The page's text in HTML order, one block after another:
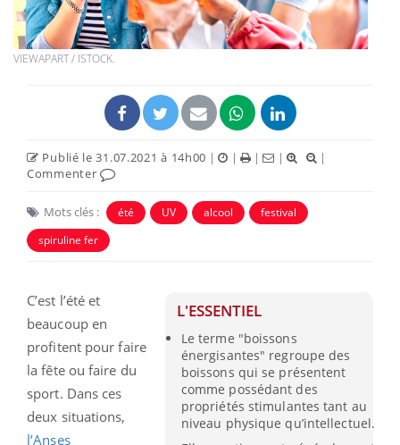
VIEWAPART / ISTOCK.
Publié le 31.07.2021 à 14h00 | | | |
|
Commenter
Mots clés : été UV alcool
festival
spiruline fer
L'ESSENTIEL
Le terme "boissons
énergisantes" regroupe des
boissons qui se présentent
comme possédant des
propriétés stimulantes tant au
niveau physique qu’intellectuel.
C’est l’été et
beaucoup en
profitent pour faire
la fête ou faire du
sport. Dans ces
deux situations,
l’Anses